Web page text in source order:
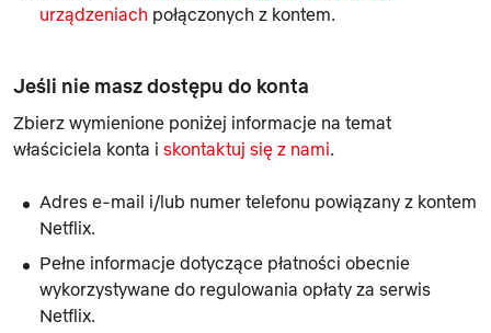
urządzeniach połączonych z kontem.
Jeśli nie masz dostępu do konta
Zbierz wymienione poniżej informacje na temat
właściciela konta i skontaktuj się z nami.
Adres e-mail i/lub numer telefonu powiązany z kontem
Netflix.
Pełne informacje dotyczące płatności obecnie
wykorzystywane do regulowania opłaty za serwis
Netflix.